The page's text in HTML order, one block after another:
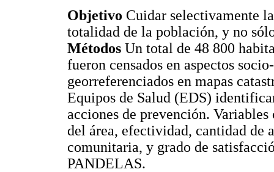
Objetivo Cuidar selectivamente
totalidad de la población, y no
Métodos Un total de 48 800
fueron censados en aspectos
georreferenciados en mapas
Equipos de Salud (EDS)
acciones de prevención.
del área, efectividad, cantidad de
comunitaria, y grado de
PANDELAS.